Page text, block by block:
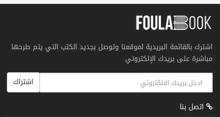
اشترك بالقائمة البريدية لموقعنا وتوصل بجديد الكتب التي يتم طرحها
مباشرة على بريدك الإلكتروني
اشتراك
اتصل بنا